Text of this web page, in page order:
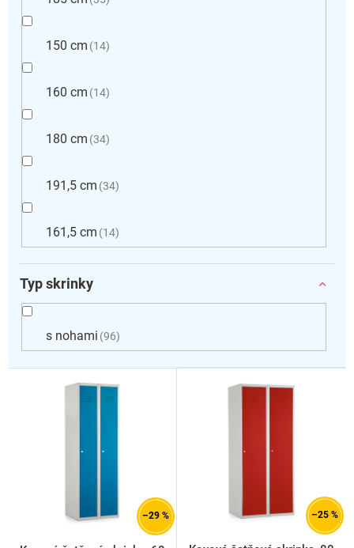
150 cm 14
160 cm 14
180 cm 34
191,5 cm 34
161,5 cm 14
Typ skrinky
s nohami 96
V
–29 % –25 %